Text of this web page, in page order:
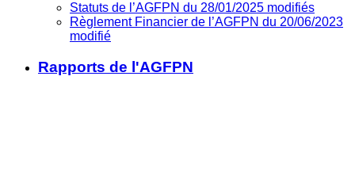
Statuts de l’AGFPN du 28/01/2025 modifiés
Règlement Financier de l’AGFPN du 20/06/2023
modifié
Rapports de l'AGFPN